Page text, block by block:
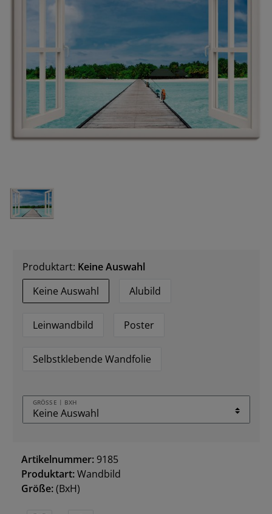
Produktart: Keine Auswahl
Keine Auswahl
Alubild
Leinwandbild Poster
Selbstklebende Wandfolie
GRÖSSE | BXH
Artikelnummer: 9185
Produktart:Wandbild
Größe:(BxH)